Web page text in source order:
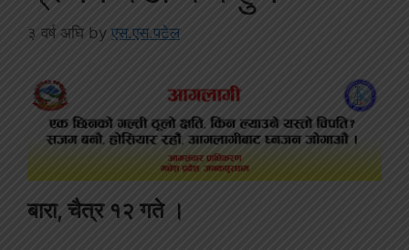
३ वर्ष अघि by एस.एस.पटेल
बारा, चैत्र १२ गते ।